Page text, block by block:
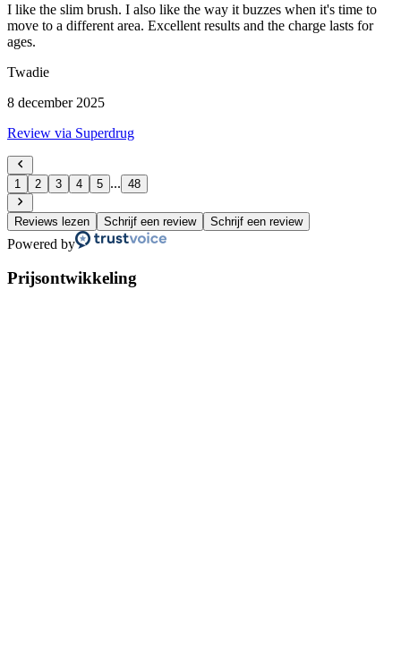
I like the slim brush. I also like the way it buzzes when it's time to
move to a different area. Excellent results and the charge lasts for
ages.
Twadie
8 december 2025
Review via Superdrug
1 2 3 4 5 ... 48
Reviews lezen Schrijf een review Schrijf een review
Powered by
Prijsontwikkeling